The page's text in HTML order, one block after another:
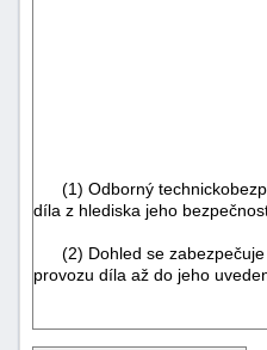
(1) Odborný
díla z hlediska jeho
(2) Dohled se zabezpečuje
provozu díla až do jeho